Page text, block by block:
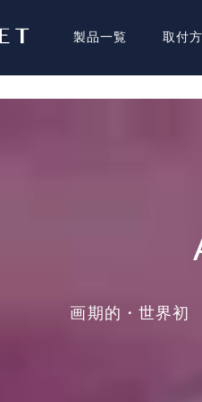
製品一覧 取付
画期的・世界初